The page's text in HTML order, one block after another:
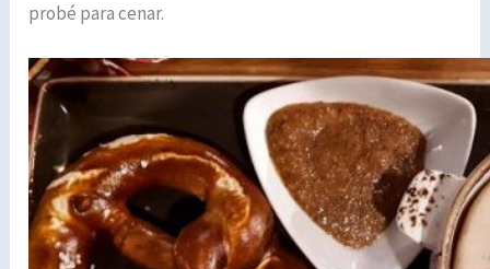
probé para cenar.